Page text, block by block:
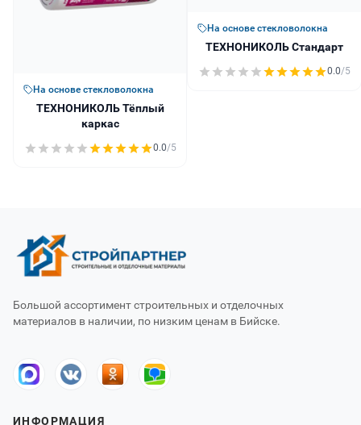
На основе стекловолокна
ТЕХНОНИКОЛЬ Тёплый
каркас
0.0/5
На основе стекловолокна
ТЕХНОНИКОЛЬ Стандарт
0.0/5
Большой ассортимент строительных и отделочных
материалов в наличии, по низким ценам в Бийске.
ИНФОРМАЦИЯ